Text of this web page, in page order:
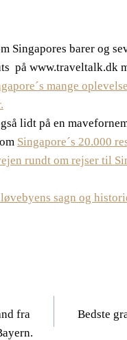
Singapores barer og
på www.traveltalk.dk
mange
lidt på en
Singapore´s 20.000
rundt om rejser til
sagn og
fra
Bedste